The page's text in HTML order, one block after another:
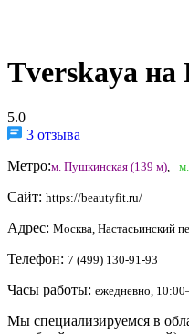
Tverskaya на
5.0
3 отзыва
Метро:м. Пушкинская (139 м) м.
Сайт: https://beautyfit.ru/
Адрес: Москва, Настасьинский
Телефон: 7 (499) 130-91-93
Часы работы: ежедневно,
Мы специализируемся в